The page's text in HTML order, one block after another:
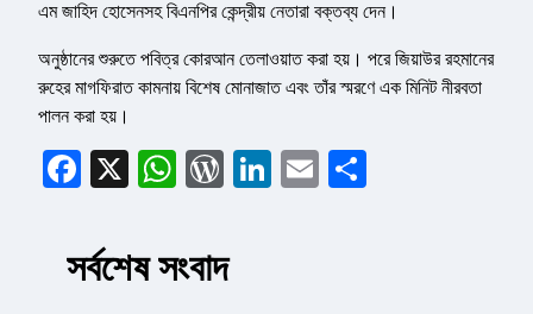
এম জাহিদ হোসেনসহ বিএনপির কেন্দ্রীয় নেতারা বক্তব্য দেন।
অনুষ্ঠানের শুরুতে পবিত্র কোরআন তেলাওয়াত করা হয়। পরে জিয়াউর রহমানের
রুহের মাগফিরাত কামনায় বিশেষ মোনাজাত এবং তাঁর স্মরণে এক মিনিট নীরবতা
পালন করা হয়।
Facebook
X WhatsApp
WordPress
LinkedIn
Email
সর্বশেষ সংবাদ